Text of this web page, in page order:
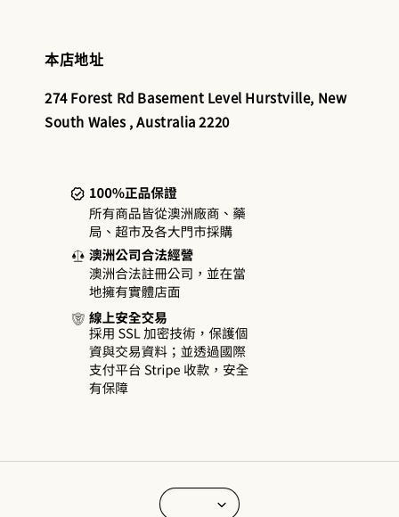
本店地址
274 Forest Rd Basement Level Hurstville, New
South Wales , Australia 2220